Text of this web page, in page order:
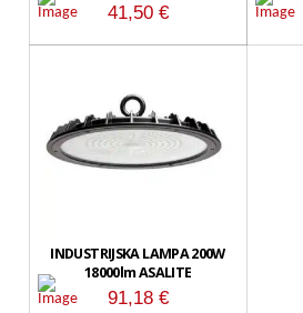
41,50 €
INDUSTRIJSKA LAMPA 200W
18000lm ASALITE
91,18 €